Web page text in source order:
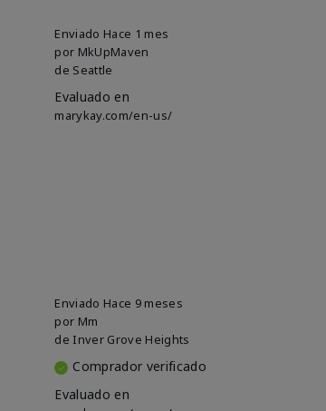
Enviado Hace 1 mes
por MkUpMaven
de Seattle
Evaluado en
marykay.com/en-us/
Enviado Hace 9 meses
por Mm
de Inver Grove Heights
Comprador verificado
Evaluado en